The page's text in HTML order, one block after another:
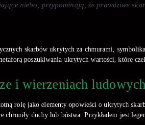
niebo, przypominają, że prawdziwe
skarbów ukrytych za chmurami,
poszukiwania ukrytych wartości, które
i wierzeniach
rolę jako elementy opowieści o ukrytych
duchy lub bóstwa. Przykładem jest